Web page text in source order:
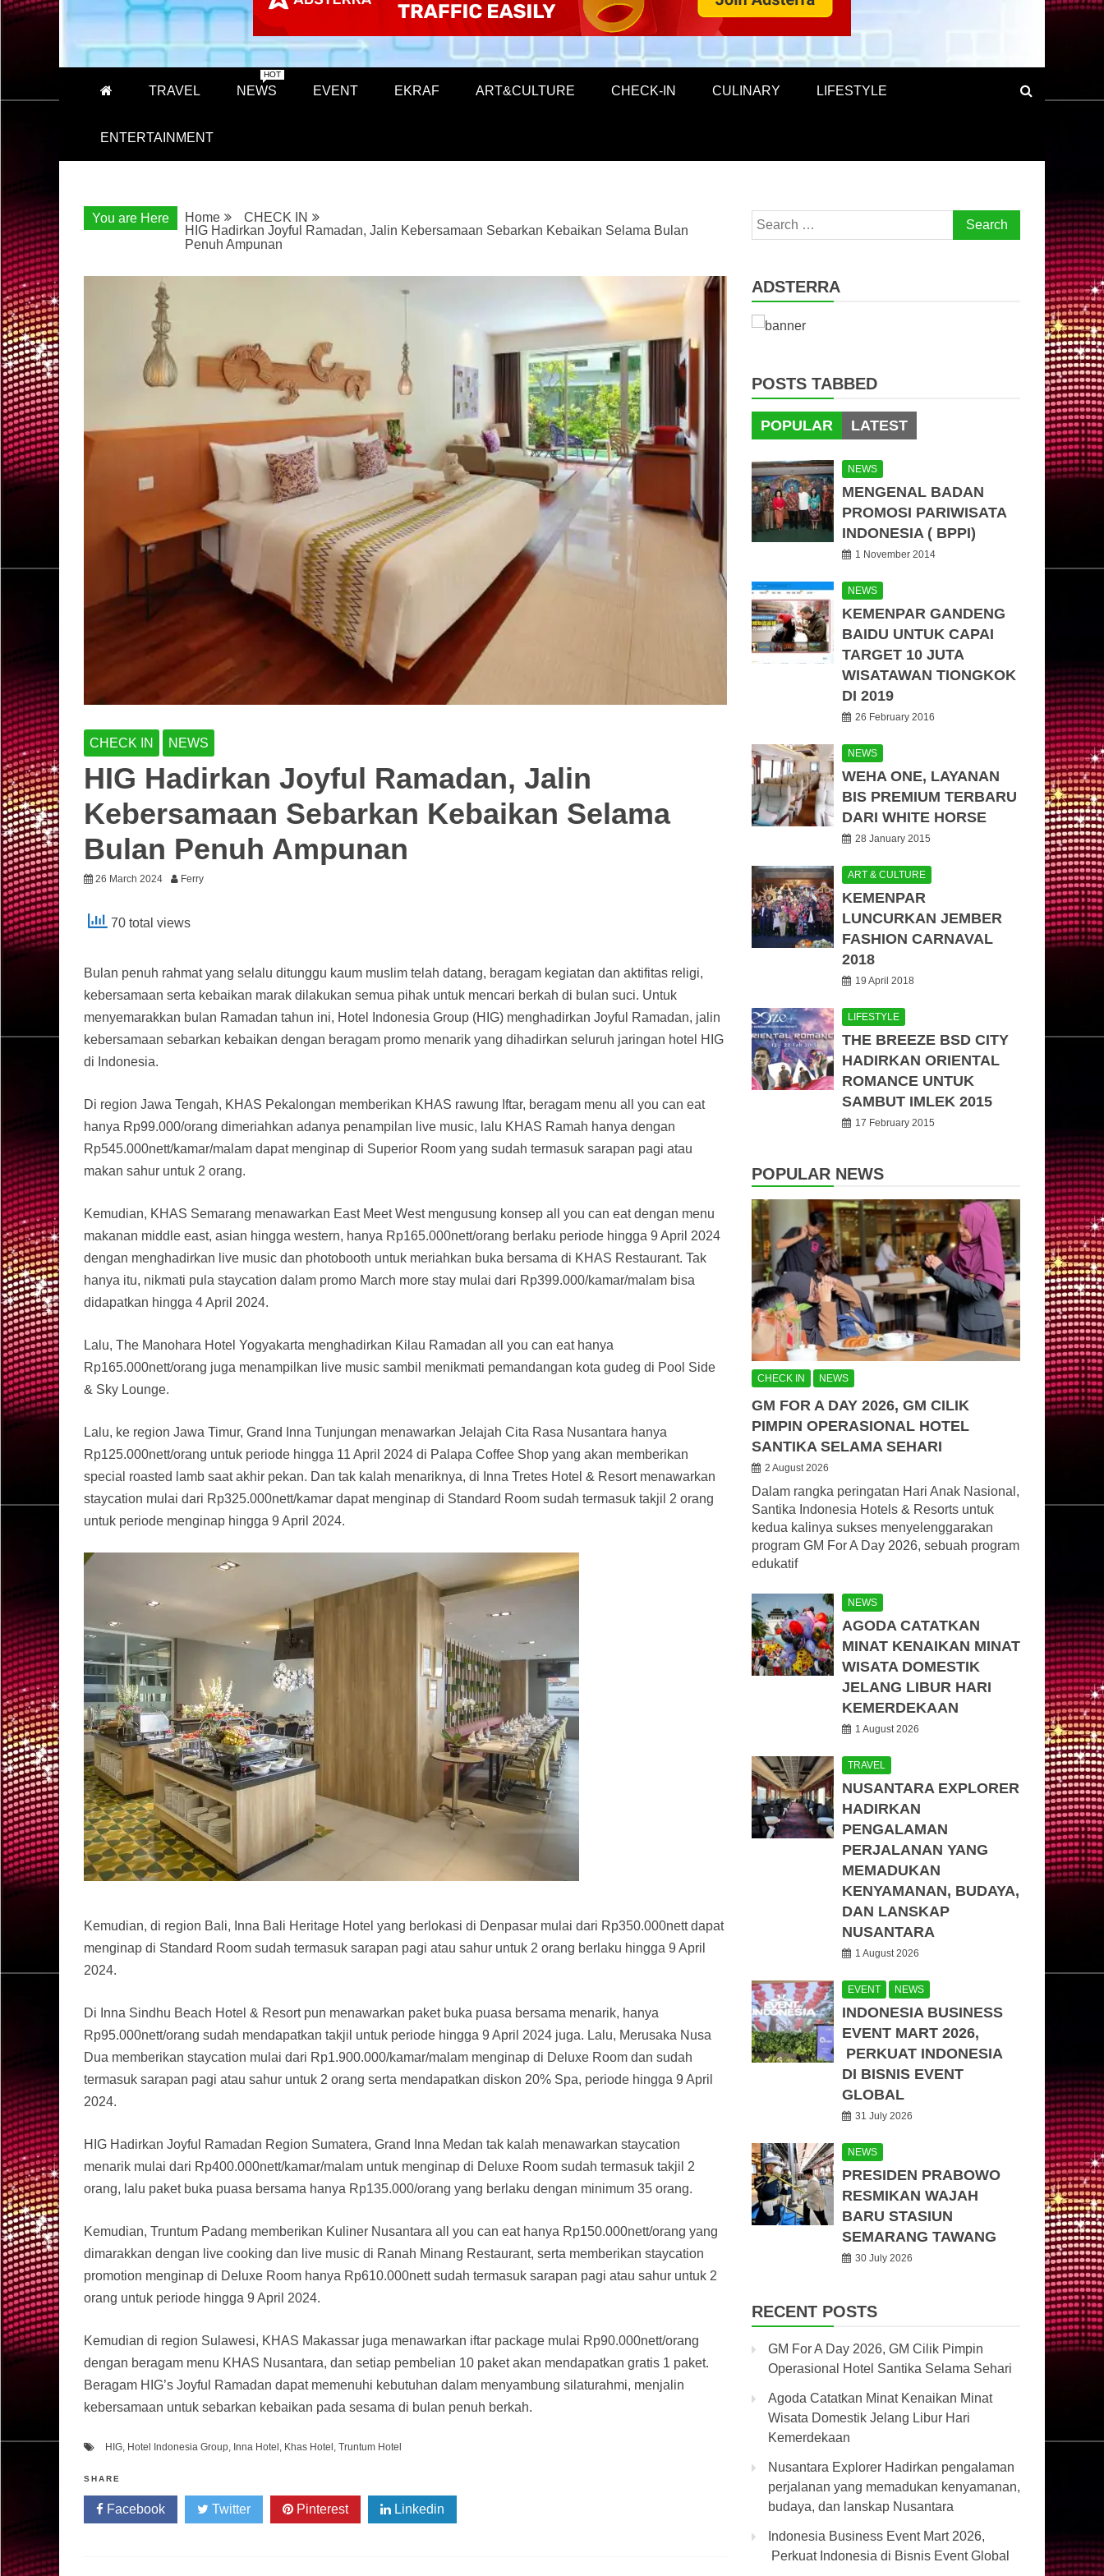
TRAVEL NEWS
HOT
EVENT EKRAF ART&CULTURE CHECK-IN CULINARY LIFESTYLE
ENTERTAINMENT
You are Here Home
CHECK IN
HIG Hadirkan Joyful Ramadan, Jalin Kebersamaan Sebarkan Kebaikan Selama Bulan
Penuh Ampunan
CHECK IN NEWS
HIG Hadirkan Joyful Ramadan, Jalin
Kebersamaan Sebarkan Kebaikan Selama
Bulan Penuh Ampunan
26 March 2024 Ferry
70 total views
Bulan penuh rahmat yang selalu ditunggu kaum muslim telah datang, beragam kegiatan dan aktifitas religi,
kebersamaan serta kebaikan marak dilakukan semua pihak untuk mencari berkah di bulan suci. Untuk
menyemarakkan bulan Ramadan tahun ini, Hotel Indonesia Group (HIG) menghadirkan Joyful Ramadan, jalin
kebersamaan sebarkan kebaikan dengan beragam promo menarik yang dihadirkan seluruh jaringan hotel HIG
di Indonesia.
Di region Jawa Tengah, KHAS Pekalongan memberikan KHAS rawung Iftar, beragam menu all you can eat
hanya Rp99.000/orang dimeriahkan adanya penampilan live music, lalu KHAS Ramah hanya dengan
Rp545.000nett/kamar/malam dapat menginap di Superior Room yang sudah termasuk sarapan pagi atau
makan sahur untuk 2 orang.
Kemudian, KHAS Semarang menawarkan East Meet West mengusung konsep all you can eat dengan menu
makanan middle east, asian hingga western, hanya Rp165.000nett/orang berlaku periode hingga 9 April 2024
dengan menghadirkan live music dan photobooth untuk meriahkan buka bersama di KHAS Restaurant. Tak
hanya itu, nikmati pula staycation dalam promo March more stay mulai dari Rp399.000/kamar/malam bisa
didapatkan hingga 4 April 2024.
Lalu, The Manohara Hotel Yogyakarta menghadirkan Kilau Ramadan all you can eat hanya
Rp165.000nett/orang juga menampilkan live music sambil menikmati pemandangan kota gudeg di Pool Side
& Sky Lounge.
Lalu, ke region Jawa Timur, Grand Inna Tunjungan menawarkan Jelajah Cita Rasa Nusantara hanya
Rp125.000nett/orang untuk periode hingga 11 April 2024 di Palapa Coffee Shop yang akan memberikan
special roasted lamb saat akhir pekan. Dan tak kalah menariknya, di Inna Tretes Hotel & Resort menawarkan
staycation mulai dari Rp325.000nett/kamar dapat menginap di Standard Room sudah termasuk takjil 2 orang
untuk periode menginap hingga 9 April 2024.
Kemudian, di region Bali, Inna Bali Heritage Hotel yang berlokasi di Denpasar mulai dari Rp350.000nett dapat
menginap di Standard Room sudah termasuk sarapan pagi atau sahur untuk 2 orang berlaku hingga 9 April
2024.
Di Inna Sindhu Beach Hotel & Resort pun menawarkan paket buka puasa bersama menarik, hanya
Rp95.000nett/orang sudah mendapatkan takjil untuk periode hingga 9 April 2024 juga. Lalu, Merusaka Nusa
Dua memberikan staycation mulai dari Rp1.900.000/kamar/malam menginap di Deluxe Room dan sudah
termasuk sarapan pagi atau sahur untuk 2 orang serta mendapatkan diskon 20% Spa, periode hingga 9 April
2024.
HIG Hadirkan Joyful Ramadan Region Sumatera, Grand Inna Medan tak kalah menawarkan staycation
menarik mulai dari Rp400.000nett/kamar/malam untuk menginap di Deluxe Room sudah termasuk takjil 2
orang, lalu paket buka puasa bersama hanya Rp135.000/orang yang berlaku dengan minimum 35 orang.
Kemudian, Truntum Padang memberikan Kuliner Nusantara all you can eat hanya Rp150.000nett/orang yang
dimarakkan dengan live cooking dan live music di Ranah Minang Restaurant, serta memberikan staycation
promotion menginap di Deluxe Room hanya Rp610.000nett sudah termasuk sarapan pagi atau sahur untuk 2
orang untuk periode hingga 9 April 2024.
Kemudian di region Sulawesi, KHAS Makassar juga menawarkan iftar package mulai Rp90.000nett/orang
dengan beragam menu KHAS Nusantara, dan setiap pembelian 10 paket akan mendapatkan gratis 1 paket.
Beragam HIG’s Joyful Ramadan dapat memenuhi kebutuhan dalam menyambung silaturahmi, menjalin
kebersamaan untuk sebarkan kebaikan pada sesama di bulan penuh berkah.
HIG, Hotel Indonesia Group, Inna Hotel , Khas Hotel , Truntum Hotel
SHARE
Facebook Twitter Pinterest Linkedin
Search
for:
ADSTERRA
POSTS TABBED
POPULAR LATEST
NEWS
MENGENAL BADAN
PROMOSI PARIWISATA
INDONESIA ( BPPI)
1 November 2014
NEWS
KEMENPAR GANDENG
BAIDU UNTUK CAPAI
TARGET 10 JUTA
WISATAWAN TIONGKOK
DI 2019
26 February 2016
NEWS
WEHA ONE, LAYANAN
BIS PREMIUM TERBARU
DARI WHITE HORSE
28 January 2015
ART & CULTURE
KEMENPAR
LUNCURKAN JEMBER
FASHION CARNAVAL
2018
19 April 2018
LIFESTYLE
THE BREEZE BSD CITY
HADIRKAN ORIENTAL
ROMANCE UNTUK
SAMBUT IMLEK 2015
17 February 2015
POPULAR NEWS
CHECK IN NEWS
GM FOR A DAY 2026, GM CILIK
PIMPIN OPERASIONAL HOTEL
SANTIKA SELAMA SEHARI
2 August 2026
Dalam rangka peringatan Hari Anak Nasional,
Santika Indonesia Hotels & Resorts untuk
kedua kalinya sukses menyelenggarakan
program GM For A Day 2026, sebuah program
edukatif
NEWS
AGODA CATATKAN
MINAT KENAIKAN MINAT
WISATA DOMESTIK
JELANG LIBUR HARI
KEMERDEKAAN
1 August 2026
TRAVEL
NUSANTARA EXPLORER
HADIRKAN
PENGALAMAN
PERJALANAN YANG
MEMADUKAN
KENYAMANAN, BUDAYA,
DAN LANSKAP
NUSANTARA
1 August 2026
EVENT NEWS
INDONESIA BUSINESS
EVENT MART 2026,
PERKUAT INDONESIA
DI BISNIS EVENT
GLOBAL
31 July 2026
NEWS
PRESIDEN PRABOWO
RESMIKAN WAJAH
BARU STASIUN
SEMARANG TAWANG
30 July 2026
RECENT POSTS
GM For A Day 2026, GM Cilik Pimpin
Operasional Hotel Santika Selama Sehari
Agoda Catatkan Minat Kenaikan Minat
Wisata Domestik Jelang Libur Hari
Kemerdekaan
Nusantara Explorer Hadirkan pengalaman
perjalanan yang memadukan kenyamanan,
budaya, dan lanskap Nusantara
Indonesia Business Event Mart 2026,
Perkuat Indonesia di Bisnis Event Global